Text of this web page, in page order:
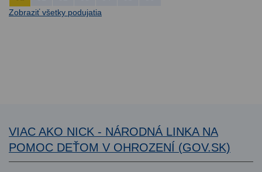
Zobraziť všetky podujatia
VIAC AKO NICK - NÁRODNÁ LINKA NA
POMOC DEŤOM V OHROZENÍ (GOV.SK)